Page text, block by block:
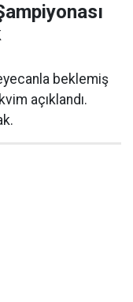
beklemiş
açıklandı.